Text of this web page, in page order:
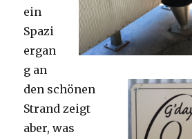
ein
Spazi
ergan
g an
den schönen
Strand zeigt
aber, was